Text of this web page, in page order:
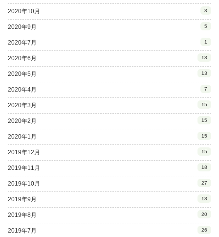
2020年10月 3
2020年9月 5
2020年7月 1
2020年6月 18
2020年5月 13
2020年4月 7
2020年3月 15
2020年2月 15
2020年1月 15
2019年12月 15
2019年11月 18
2019年10月 27
2019年9月 18
2019年8月 20
2019年7月 26